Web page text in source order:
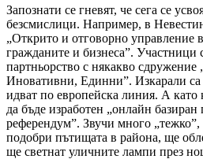
Запознати се гневят, че сега се
безсмислици. Например, в
„Открито и отговорно управление
гражданите и бизнеса”. Участници
партньорство с някакво
Иновативни, Единни”. Изкарали са
идват по европейска линия. А като
да бъде изработен „онлайн
референдум”. Звучи много
подобри пътищата в района, ще
ще светнат уличните лампи през